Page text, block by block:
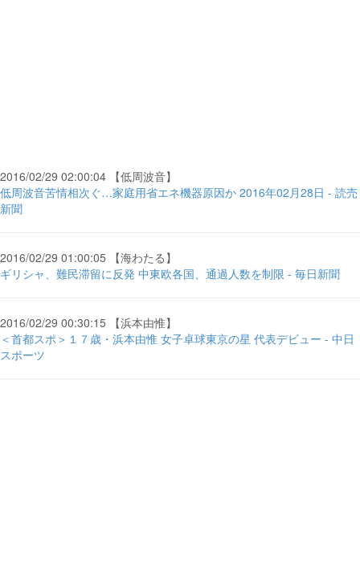
2016/02/29 02:00:04 【低周波音】
低周波音苦情相次ぐ…家庭用省エネ機器原因か 2016年02月28日 - 読売
新聞
2016/02/29 01:00:05 【海わたる】
ギリシャ、難民滞留に反発 中東欧各国、通過人数を制限 - 毎日新聞
2016/02/29 00:30:15 【浜本由惟】
＜首都スポ＞１７歳・浜本由惟 女子卓球東京の星 代表デビュー - 中日
スポーツ